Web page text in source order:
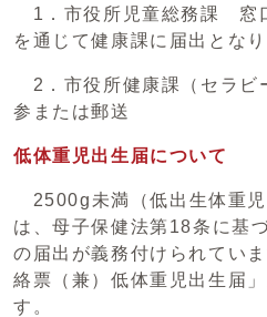
1．市役所児童総務課 窓
を通じて健康課に届出となり
2．市役所健康課（セラ
参または郵送
低体重児出生届について
2500g未満（低出生体重
は、母子保健法第18条に基
の届出が義務付けられてい
絡票（兼）低体重児出生届
す。